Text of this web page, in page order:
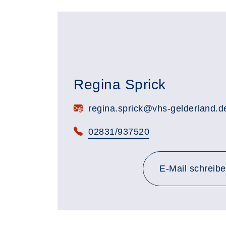
Regina Sprick
E-Mail:regina.sprick@vhs-
Telefon:
02831/937520
E-Mail